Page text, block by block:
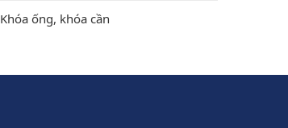
Khóa ống, khóa cần